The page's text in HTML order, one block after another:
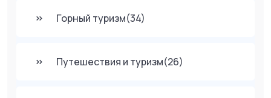
Горный туризм(34)
Путешествия и туризм(26)